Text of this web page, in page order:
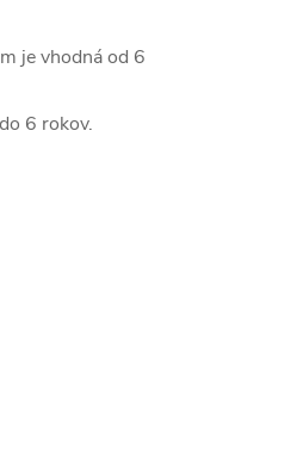
je vhodná od 6
6 rokov.